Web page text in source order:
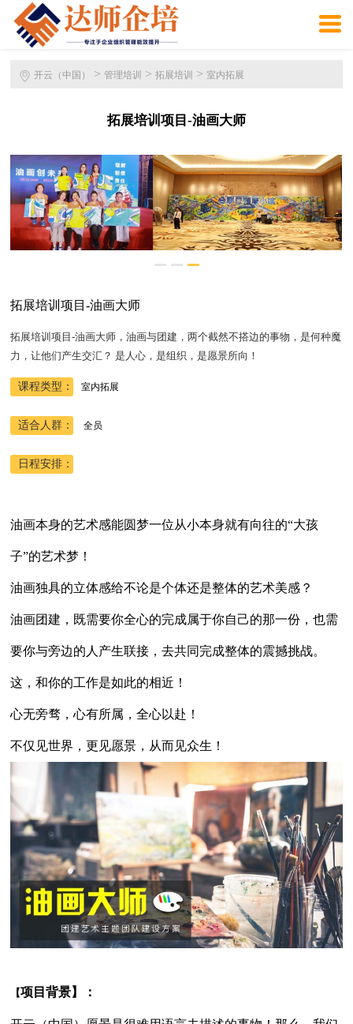
开云（中国） >管理培训 >拓展培训 >室内拓展
拓展培训项目-油画大师
拓展培训项目-油画大师
拓展培训项目-油画大师，油画与团建，两个截然不搭边的事物，是何种魔
力，让他们产生交汇？ 是人心，是组织，是愿景所向！
课程类型： 室内拓展
适合人群： 全员
日程安排：
油画本身的艺术感能圆梦一位从小本身就有向往的“大孩
子”的艺术梦！
油画独具的立体感给不论是个体还是整体的艺术美感？
油画团建，既需要你全心的完成属于你自己的那一份，也需
要你与旁边的人产生联接，去共同完成整体的震撼挑战。
这，和你的工作是如此的相近！
心无旁骛，心有所属，全心以赴！
不仅见世界，更见愿景，从而见众生！
【项目背景】：